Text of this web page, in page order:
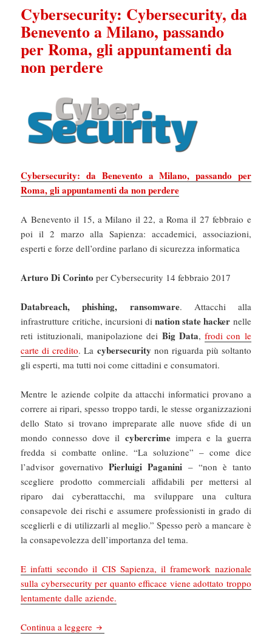
Cybersecurity: Cybersecurity, da
Benevento a Milano, passando
per Roma, gli appuntamenti da
non perdere
Cybersecurity: da Benevento a Milano, passando per
Roma, gli appuntamenti da non perdere
A Benevento il 15, a Milano il 22, a Roma il 27 febbraio e
poi il 2 marzo alla Sapienza: accademici, associazioni,
esperti e forze dell’ordine parlano di sicurezza informatica
Arturo Di Corinto per Cybersecurity 14 febbraio 2017
Databreach, phishing, ransomware. Attacchi alla
infrastrutture critiche, incursioni dination state hacker nelle
reti istituzionali, manipolazione dei Big Data,frodi con le
carte di credito. La cybersecurity non riguarda più soltanto
gli esperti, ma tutti noi come cittadini e consumatori.
Mentre le aziende colpite da attacchi informatici provano a
correre ai ripari, spesso troppo tardi, le stesse organizzazioni
dello Stato si trovano impreparate alle nuove sfide di un
mondo connesso dove il cybercrimeimpera e la guerra
fredda si combatte online. “La soluzione” – come dice
l’advisor governativoPierluigi Paganini – “non è tanto
scegliere prodotto commerciali affidabili per mettersi al
riparo dai cyberattacchi, ma sviluppare una cultura
consapevole dei rischi e assumere professionisti in grado di
sceglierli e di utilizzarli al meglio.” Spesso però a mancare è
la consapevolezza dell’importanza del tema.
E infatti secondo il CIS Sapienza, il framework nazionale
sulla cybersecurity per quanto efficace viene adottato troppo
lentamente dalle aziende.
Continua a leggere Cybersecurity: Cybersecurity, da Benevento